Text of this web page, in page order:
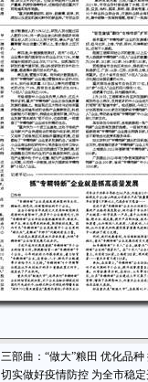
三部曲：“做大”粮田 优化品种
切实做好疫情防控 为全市稳